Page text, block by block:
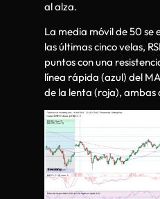
al alza.
La media móvil de 50 se
las últimas cinco velas,
puntos con una
línea rápida (azul) del
de la lenta (roja), ambas